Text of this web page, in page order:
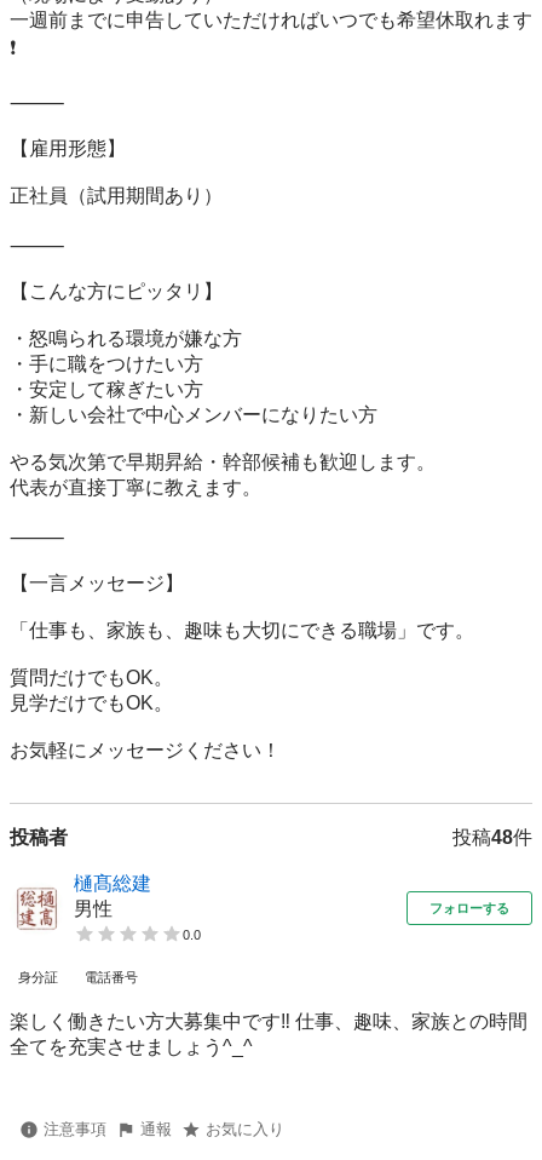
一週前までに申告していただければいつでも希望休取れます
❗️
⸻
【雇用形態】
正社員（試用期間あり）
⸻
【こんな方にピッタリ】
・怒鳴られる環境が嫌な方
・手に職をつけたい方
・安定して稼ぎたい方
・新しい会社で中心メンバーになりたい方
やる気次第で早期昇給・幹部候補も歓迎します。
代表が直接丁寧に教えます。
⸻
【一言メッセージ】
「仕事も、家族も、趣味も大切にできる職場」です。
質問だけでもOK。
見学だけでもOK。
投稿者 投稿48件
樋髙総建
男性
0.0
フォローする
身分証 電話番号
楽しく働きたい方大募集中です‼︎ 仕事、趣味、家族との時間
全てを充実させましょう^_^
注意事項 通報 お気に入り